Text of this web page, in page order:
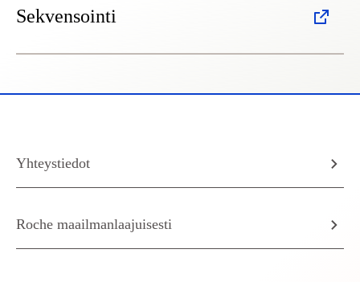
Sekvensointi
Yhteystiedot
Roche maailmanlaajuisesti